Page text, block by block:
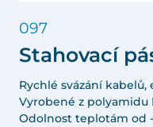
097
Stahovací
Rychlé svázání
Vyrobené z polyamidu
Odolnost teplotám od -